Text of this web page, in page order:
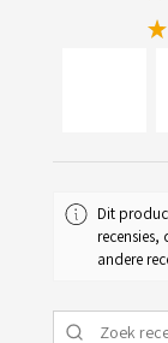
★
Dit
andere